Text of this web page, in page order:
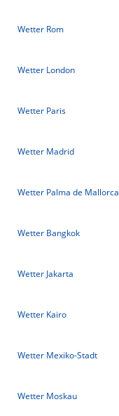
Wetter Rom
Wetter London
Wetter Paris
Wetter Madrid
Wetter Palma de Mallorca
Wetter Bangkok
Wetter Jakarta
Wetter Kairo
Wetter Mexiko-Stadt
Wetter Moskau